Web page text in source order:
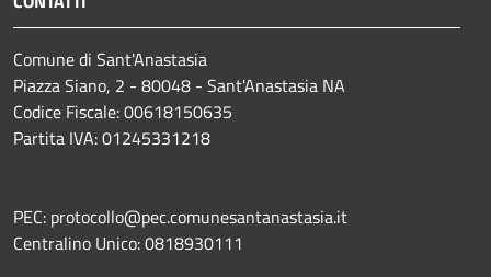
Comune di Sant'Anastasia
Piazza Siano, 2 - 80048 - Sant'Anastasia NA
Codice Fiscale: 00618150635
Partita IVA: 01245331218
PEC: protocollo@pec.comunesantanastasia.it
Centralino Unico: 0818930111